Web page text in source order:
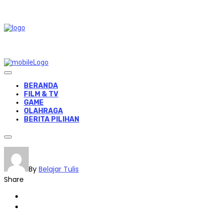
BERANDA
FILM & TV
GAME
OLAHRAGA
BERITA PILIHAN
By Belajar Tulis
Share